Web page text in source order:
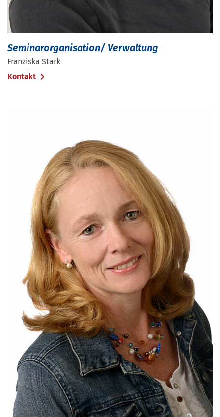
Seminarorganisation/ Verwaltung
Franziska Stark
Kontakt